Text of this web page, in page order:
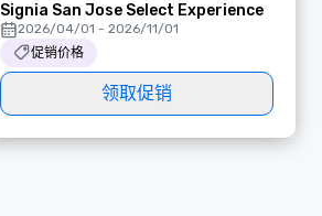
Signia San Jose Select Experience
2026/04/01 - 2026/11/01
促销价格
领取促销